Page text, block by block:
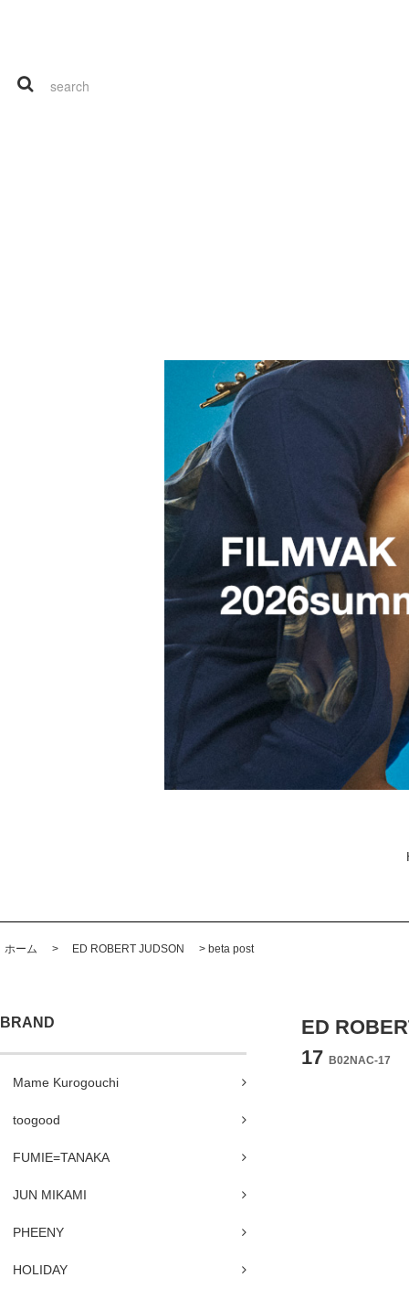
ホーム > ED ROBERT JUDSON > beta post
BRAND
Mame Kurogouchi
toogood
FUMIE=TANAKA
JUN MIKAMI
PHEENY
HOLIDAY
ED
17 B02NAC-17